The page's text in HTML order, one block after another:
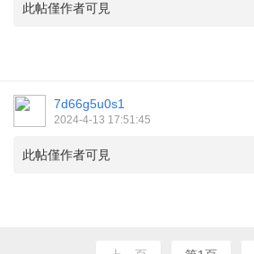
此帖僅作者可見
7d66g5u0s1
2024-4-13 17:51:45
此帖僅作者可見